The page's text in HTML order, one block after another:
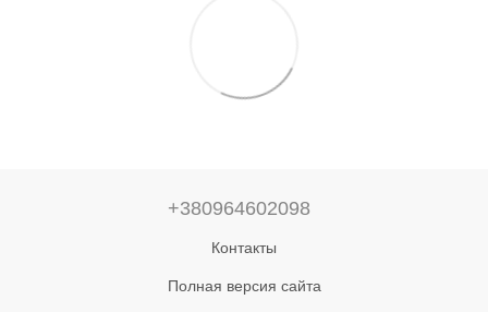
+380964602098
Контакты
Полная версия сайта